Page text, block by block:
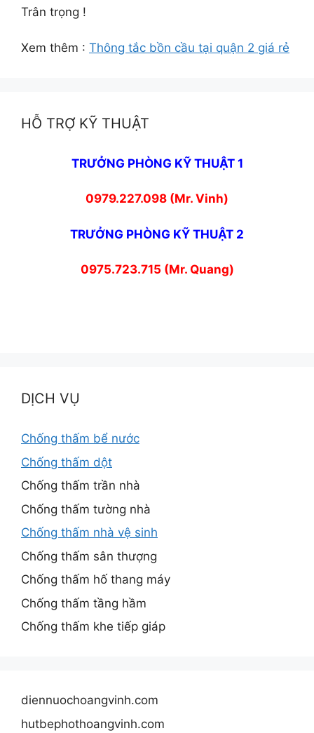
Trân trọng !
Xem thêm : Thông tắc bồn cầu tại quận 2 giá rẻ
HỖ TRỢ KỸ THUẬT
TRƯỞNG PHÒNG KỸ THUẬT 1
0979.227.098 (Mr. Vinh)
TRƯỞNG PHÒNG KỸ THUẬT 2
0975.723.715 (Mr. Quang)
DỊCH VỤ
Chống thấm bể nước
Chống thấm dột
Chống thấm trần nhà
Chống thấm tường nhà
Chống thấm nhà vệ sinh
Chống thấm sân thượng
Chống thấm hố thang máy
Chống thấm tầng hầm
Chống thấm khe tiếp giáp
diennuochoangvinh.com
hutbephothoangvinh.com